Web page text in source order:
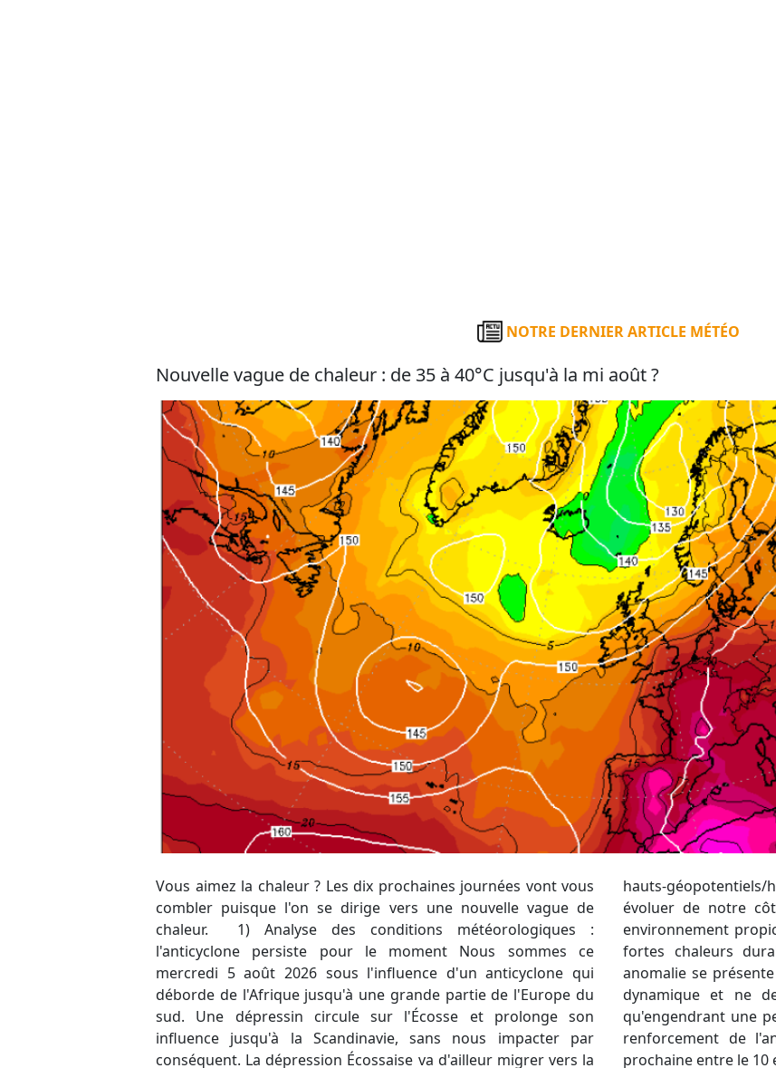
NOTRE DERNIER ARTICLE MÉTÉO
Nouvelle vague de chaleur : de 35 à 40°C jusqu'à la mi août ?
Vous aimez la chaleur ? Les dix prochaines journées vont vous
combler puisque l'on se dirige vers une nouvelle vague de
chaleur. 1) Analyse des conditions météorologiques :
l'anticyclone persiste pour le moment Nous sommes ce
mercredi 5 août 2026 sous l'influence d'un anticyclone qui
déborde de l'Afrique jusqu'à une grande partie de l'Europe du
sud. Une dépressin circule sur l'Écosse et prolonge son
influence jusqu'à la Scandinavie, sans nous impacter par
conséquent. La dépression Écossaise va d'ailleur migrer vers la
hauts-géopotentiels/hautes pressions ne va que très peu
évoluer de notre côté de l'Europe. On reste alors dans un
environnement propice à la poursuite du beau temps avec de
fortes chaleurs durables. Durant le week-end, une petite
anomalie se présente par l'Atlantique. Elle est moribonde, peu
dynamique et ne devrait pas atteindre notre région bien
qu'engendrant une petite instabilité surtout sur les reliefs. Un
renforcement de l'anticyclone pourrait s'opérer la semaine
prochaine entre le 10